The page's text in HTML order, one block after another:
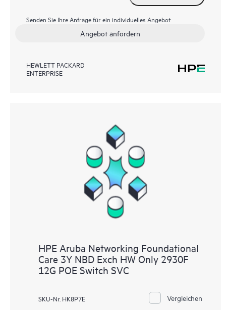
Senden Sie Ihre Anfrage für ein individuelles Angebot
Angebot anfordern
HEWLETT PACKARD
ENTERPRISE
HPE Aruba Networking Foundational
Care 3Y NBD Exch HW Only 2930F
12G POE Switch SVC
SKU-Nr. HK8P7E Vergleichen